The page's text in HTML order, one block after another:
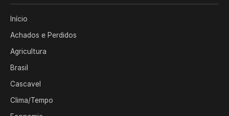
Início
Achados e Perdidos
Agricultura
Brasil
Cascavel
Clima/Tempo